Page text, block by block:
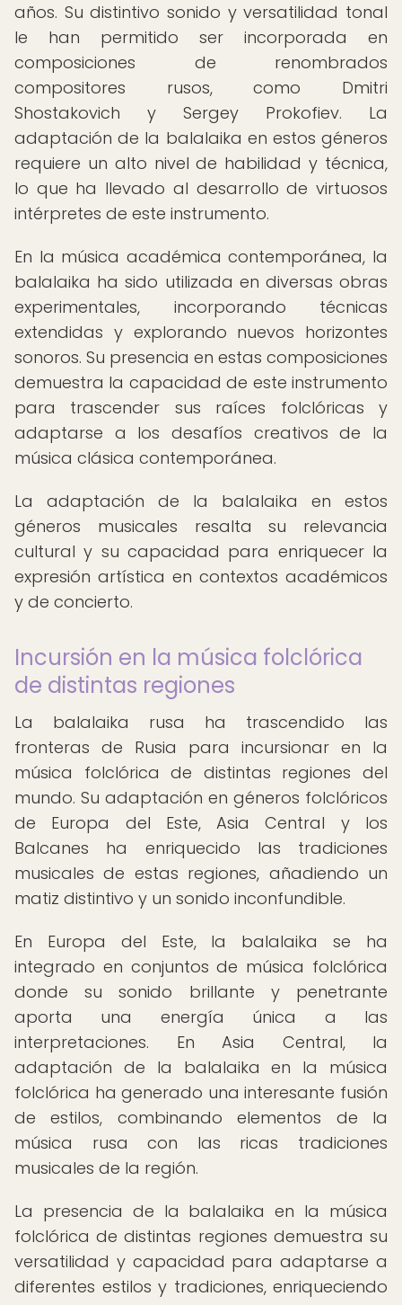
años. Su distintivo sonido y versatilidad tonal
le han permitido ser incorporada en
composiciones de renombrados
compositores rusos, como Dmitri
Shostakovich y Sergey Prokofiev. La
adaptación de la balalaika en estos géneros
requiere un alto nivel de habilidad y técnica,
lo que ha llevado al desarrollo de virtuosos
intérpretes de este instrumento.
En la música académica contemporánea, la
balalaika ha sido utilizada en diversas obras
experimentales, incorporando técnicas
extendidas y explorando nuevos horizontes
sonoros. Su presencia en estas composiciones
demuestra la capacidad de este instrumento
para trascender sus raíces folclóricas y
adaptarse a los desafíos creativos de la
música clásica contemporánea.
La adaptación de la balalaika en estos
géneros musicales resalta su relevancia
cultural y su capacidad para enriquecer la
expresión artística en contextos académicos
y de concierto.
Incursión en la música folclórica
de distintas regiones
La balalaika rusa ha trascendido las
fronteras de Rusia para incursionar en la
música folclórica de distintas regiones del
mundo. Su adaptación en géneros folclóricos
de Europa del Este, Asia Central y los
Balcanes ha enriquecido las tradiciones
musicales de estas regiones, añadiendo un
matiz distintivo y un sonido inconfundible.
En Europa del Este, la balalaika se ha
integrado en conjuntos de música folclórica
donde su sonido brillante y penetrante
aporta una energía única a las
interpretaciones. En Asia Central, la
adaptación de la balalaika en la música
folclórica ha generado una interesante fusión
de estilos, combinando elementos de la
música rusa con las ricas tradiciones
musicales de la región.
La presencia de la balalaika en la música
folclórica de distintas regiones demuestra su
versatilidad y capacidad para adaptarse a
diferentes estilos y tradiciones, enriqueciendo